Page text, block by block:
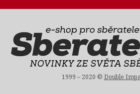
1999 – 2020 © Double